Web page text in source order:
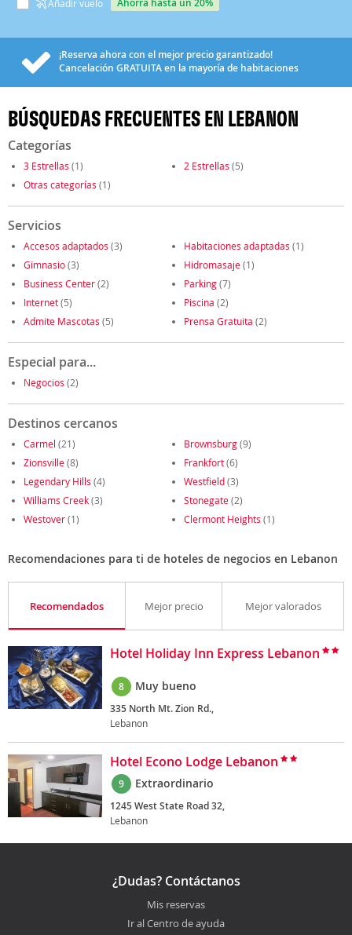
Añadir vuelo ahorra hasta un 20%
¡Reserva ahora con el mejor precio garantizado!
Cancelación GRATUITAen la mayoría de habitaciones
BÚSQUEDAS FRECUENTES EN LEBANON
Categorías
3 Estrellas (1) 2 Estrellas (5)
Otras categorías (1)
Servicios
Accesos adaptados (3) Habitaciones adaptadas (1)
Gimnasio(3) Hidromasaje(1)
Business Center(2) Parking(7)
Internet(5) Piscina (2)
Admite Mascotas (5) Prensa Gratuita (2)
Especial para...
Negocios (2)
Destinos cercanos
Carmel (21) Brownsburg(9)
Zionsville(8) Frankfort(6)
Legendary Hills (4) Westfield(3)
Williams Creek(3) Stonegate(2)
Westover(1) Clermont Heights (1)
Recomendaciones para ti de hoteles de negocios en Lebanon
Recomendados Mejor precio Mejor valorados
Hotel Holiday Inn Express Lebanon
8 Muy bueno
335 North Mt. Zion Rd.,
Lebanon
Hotel Econo Lodge Lebanon
9 Extraordinario
1245 West State Road 32,
Lebanon
¿Dudas? Contáctanos
Mis reservas
Ir al Centro de ayuda